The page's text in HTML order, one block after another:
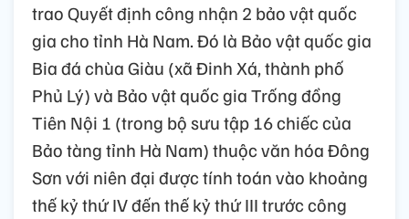
trao Quyết định công nhận 2 bảo vật quốc
gia cho tỉnh Hà Nam. Đó là Bảo vật quốc gia
Bia đá chùa Giàu (xã Đinh Xá, thành phố
Phủ Lý) và Bảo vật quốc gia Trống đồng
Tiên Nội 1 (trong bộ sưu tập 16 chiếc của
Bảo tàng tỉnh Hà Nam) thuộc văn hóa Đông
Sơn với niên đại được tính toán vào khoảng
thế kỷ thứ IV đến thế kỷ thứ III trước công